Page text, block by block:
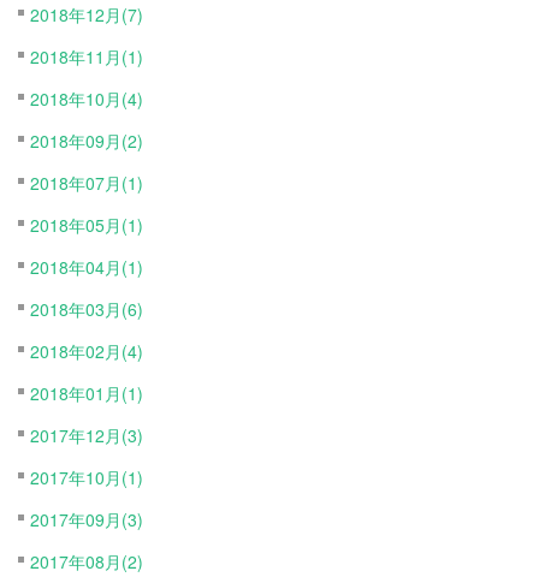
2018年12月(7)
2018年11月(1)
2018年10月(4)
2018年09月(2)
2018年07月(1)
2018年05月(1)
2018年04月(1)
2018年03月(6)
2018年02月(4)
2018年01月(1)
2017年12月(3)
2017年10月(1)
2017年09月(3)
2017年08月(2)